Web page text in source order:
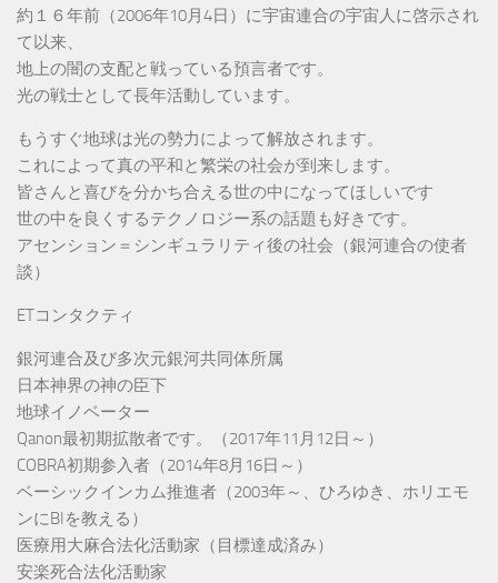
約１６年前（2006年10月4日）に宇宙連合の宇宙人に啓示され
て以来、
地上の闇の支配と戦っている預言者です。
光の戦士として長年活動しています。
もうすぐ地球は光の勢力によって解放されます。
これによって真の平和と繁栄の社会が到来します。
皆さんと喜びを分かち合える世の中になってほしいです
世の中を良くするテクノロジー系の話題も好きです。
アセンション＝シンギュラリティ後の社会（銀河連合の使者
談）
ETコンタクティ
銀河連合及び多次元銀河共同体所属
日本神界の神の臣下
地球イノベーター
Qanon最初期拡散者です。（2017年11月12日～）
COBRA初期参入者（2014年8月16日～）
ベーシックインカム推進者（2003年～、ひろゆき、ホリエモ
ンにBIを教える）
医療用大麻合法化活動家（目標達成済み）
安楽死合法化活動家